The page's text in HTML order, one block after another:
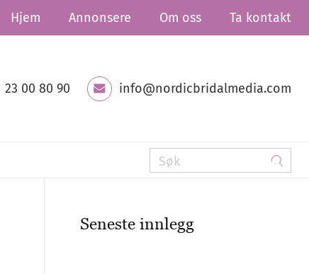
Hjem Annonsere Om oss Ta kontakt
23 00 80 90 info@nordicbridalmedia.com
Seneste innlegg